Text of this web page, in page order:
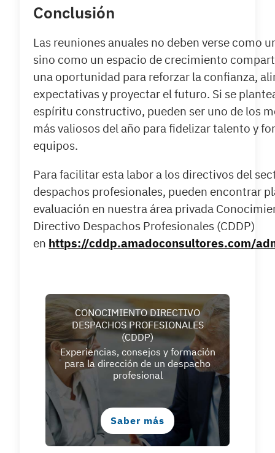
Conclusión
Las reuniones anuales no deben verse como
sino como un espacio de crecimiento
una oportunidad para reforzar la confianza,
expectativas y proyectar el futuro. Si se
espíritu constructivo, pueden ser uno de los
más valiosos del año para fidelizar talento y
equipos.
Para facilitar esta labor a los directivos del
despachos profesionales, pueden encontrar
evaluación en nuestra área privada
Directivo Despachos Profesionales (CDDP)
en https://cddp.amadoconsultores.com/
CONOCIMIENTO DIRECTIVO
DESPACHOS PROFESIONALES
(CDDP)
Experiencias, consejos y formación
para la dirección de un despacho
profesional
Saber más